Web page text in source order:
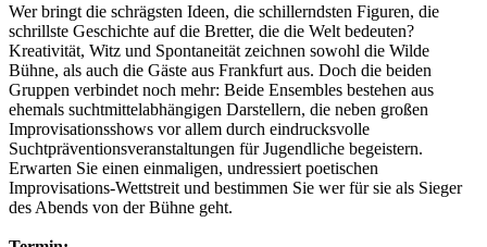
Wer bringt die schrägsten Ideen, die schillerndsten Figuren, die
schrillste Geschichte auf die Bretter, die die Welt bedeuten?
Kreativität, Witz und Spontaneität zeichnen sowohl die Wilde
Bühne, als auch die Gäste aus Frankfurt aus. Doch die beiden
Gruppen verbindet noch mehr: Beide Ensembles bestehen aus
ehemals suchtmittelabhängigen Darstellern, die neben großen
Improvisationsshows vor allem durch eindrucksvolle
Suchtpräventionsveranstaltungen für Jugendliche begeistern.
Erwarten Sie einen einmaligen, undressiert poetischen
Improvisations-Wettstreit und bestimmen Sie wer für sie als Sieger
des Abends von der Bühne geht.